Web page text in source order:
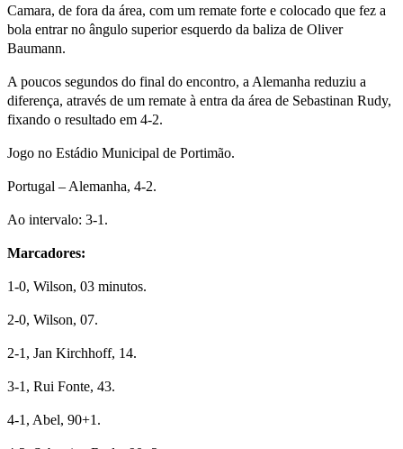
Camara, de fora da área, com um remate forte e colocado que fez a
bola entrar no ângulo superior esquerdo da baliza de Oliver
Baumann.
A poucos segundos do final do encontro, a Alemanha reduziu a
diferença, através de um remate à entra da área de Sebastinan Rudy,
fixando o resultado em 4-2.
Jogo no Estádio Municipal de Portimão.
Portugal – Alemanha, 4-2.
Ao intervalo: 3-1.
Marcadores:
1-0, Wilson, 03 minutos.
2-0, Wilson, 07.
2-1, Jan Kirchhoff, 14.
3-1, Rui Fonte, 43.
4-1, Abel, 90+1.